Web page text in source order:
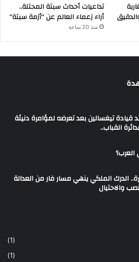
تداعيات أحداث سبتة المحتلة..
أراء زعماء العالم عن “أزمة سبتة”
منذ 20 ساعة
قيادة تيغسالين بعد تعرضه لمؤامرة دنيئة
القباب..
الدرك الملكي ينهي مسار فار من العدالة
والاحتيال
(1)
(1)